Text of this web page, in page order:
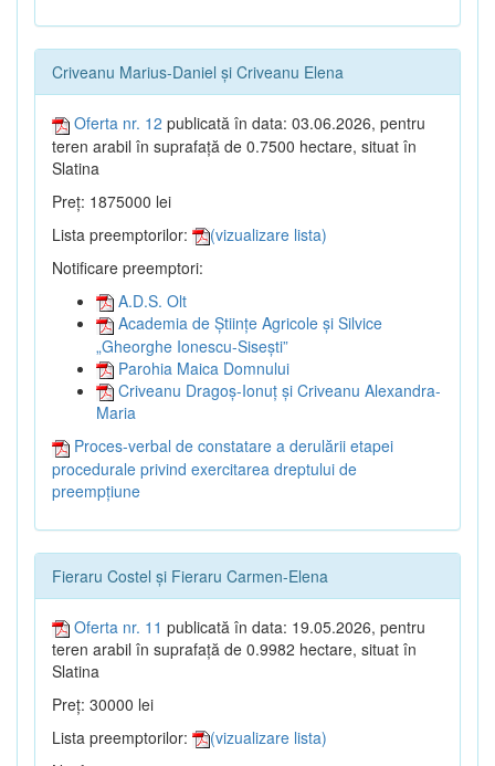
Criveanu Marius-Daniel și Criveanu Elena
Oferta nr. 12 publicată în data: 03.06.2026, pentru
teren arabil în suprafață de 0.7500 hectare, situat în
Slatina
Preț: 1875000 lei
Lista preemptorilor:
(vizualizare lista)
Notificare preemptori:
A.D.S. Olt
Academia de Științe Agricole și Silvice
„Gheorghe Ionescu-Sisești”
Parohia Maica Domnului
Criveanu Dragoș-Ionuț și Criveanu Alexandra-
Maria
Proces-verbal de constatare a derulării etapei
procedurale privind exercitarea dreptului de
preempțiune
Fieraru Costel și Fieraru Carmen-Elena
Oferta nr. 11 publicată în data: 19.05.2026, pentru
teren arabil în suprafață de 0.9982 hectare, situat în
Slatina
Preț: 30000 lei
Lista preemptorilor:
(vizualizare lista)